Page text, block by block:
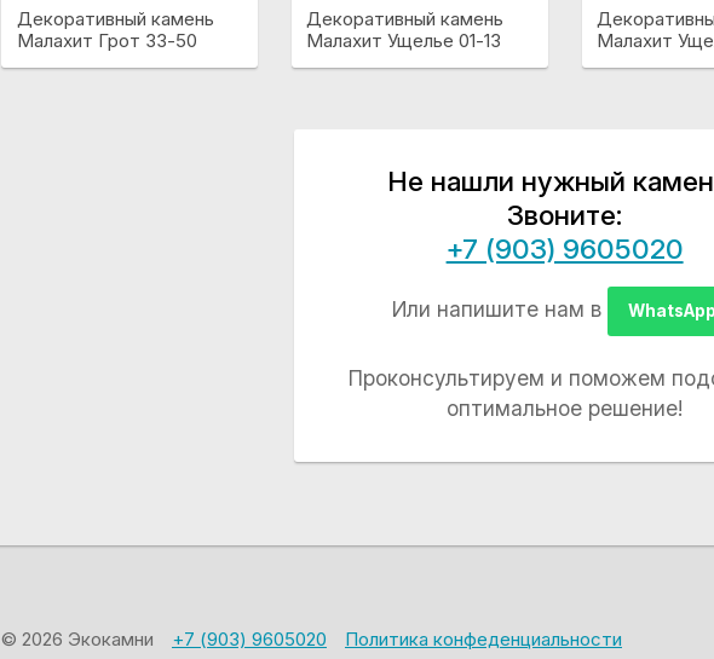
Декоративный камень
Малахит Грот 33-50
Декоративный камень
Малахит Ущелье 01-13
Малахит
Не нашли нужный
Звоните:
+7 (903) 9605020
Или напишите нам в WhatsApp
Проконсультируем и поможем
оптимальное решение!
© 2026 Экокамни +7 (903) 9605020 Политика конфеденциальности